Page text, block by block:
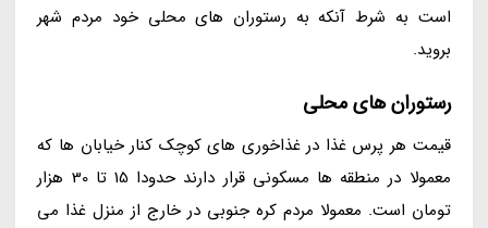
است به شرط آنکه به رستوران های محلی خود مردم شهر
بروید.
رستوران های محلی
قیمت هر پرس غذا در غذاخوری های کوچک کنار خیابان ها که
معمولا در منطقه ها مسکونی قرار دارند حدودا 15 تا 30 هزار
تومان است. معمولا مردم کره جنوبی در خارج از منزل غذا می